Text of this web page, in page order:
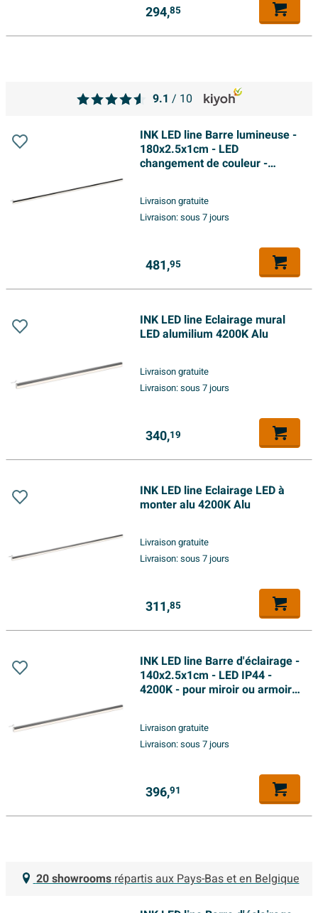
294,85
INK LED line Barre lumineuse -
180x2.5x1cm - LED
changement de couleur -
noir mat
Livraison gratuite
Livraison:sous 7 jours
481,95
INK LED line Eclairage mural
LED alumilium 4200K Alu
Livraison gratuite
Livraison:sous 7 jours
340,19
INK LED line Eclairage LED à
monter alu 4200K Alu
Livraison gratuite
Livraison:sous 7 jours
311,85
INK LED line Barre d'éclairage -
140x2.5x1cm - LED IP44 -
4200K - pour miroir ou armoire
Livraison gratuite
Livraison:sous 7 jours
396,91
9.1 / 10
20 showrooms répartis aux Pays-Bas et en Belgique